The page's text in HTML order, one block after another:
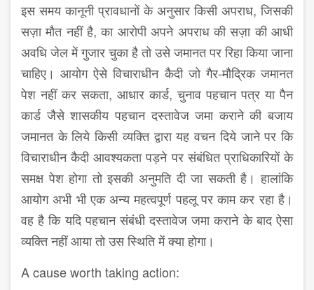
इस समय कानूनी प्रावधानों के अनुसार किसी अपराध, जिसकी
सज़ा मौत नहीं है, का आरोपी अपने अपराध की सज़ा की आधी
अवधि जेल में गुजार चुका है तो उसे जमानत पर रिहा किया जाना
चाहिए। आयोग ऐसे विचाराधीन कैदी जो गैर-मौद्रिक जमानत
पेश नहीं कर सकता, आधार कार्ड, चुनाव पहचान पत्र या पैन
कार्ड जैसे शासकीय पहचान दस्तावेज जमा कराने की बजाय
जमानत के लिये किसी व्यक्ति द्वारा यह वचन दिये जाने पर कि
विचाराधीन कैदी आवश्यकता पड़ने पर संबंधित प्राधिकारियों के
समक्ष पेश होगा तो इसकी अनुमति दी जा सकती है। हालांकि
आयोग अभी भी एक अन्य महत्वपूर्ण पहलू पर काम कर रहा है।
वह है कि यदि पहचान संबंधी दस्तावेज जमा कराने के बाद ऐसा
व्यक्ति नहीं आया तो उस स्थिति में क्या होगा।
A cause worth taking action: